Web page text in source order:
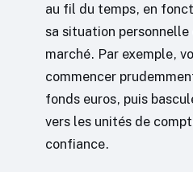
au fil du temps, en
sa situation
marché. Par exemple,
commencer
fonds euros, puis
vers les unités de
confiance.